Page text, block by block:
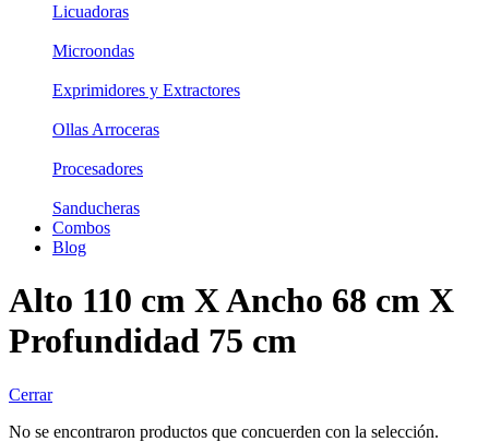
Licuadoras
Microondas
Exprimidores y Extractores
Ollas Arroceras
Procesadores
Sanducheras
Combos
Blog
Alto 110 cm X Ancho 68 cm X
Profundidad 75 cm
Cerrar
No se encontraron productos que concuerden con la selección.